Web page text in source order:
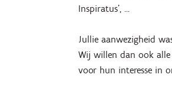
Inspiratus’, …
Jullie aanwezigheid
Wij willen dan ook alle
voor hun interesse in